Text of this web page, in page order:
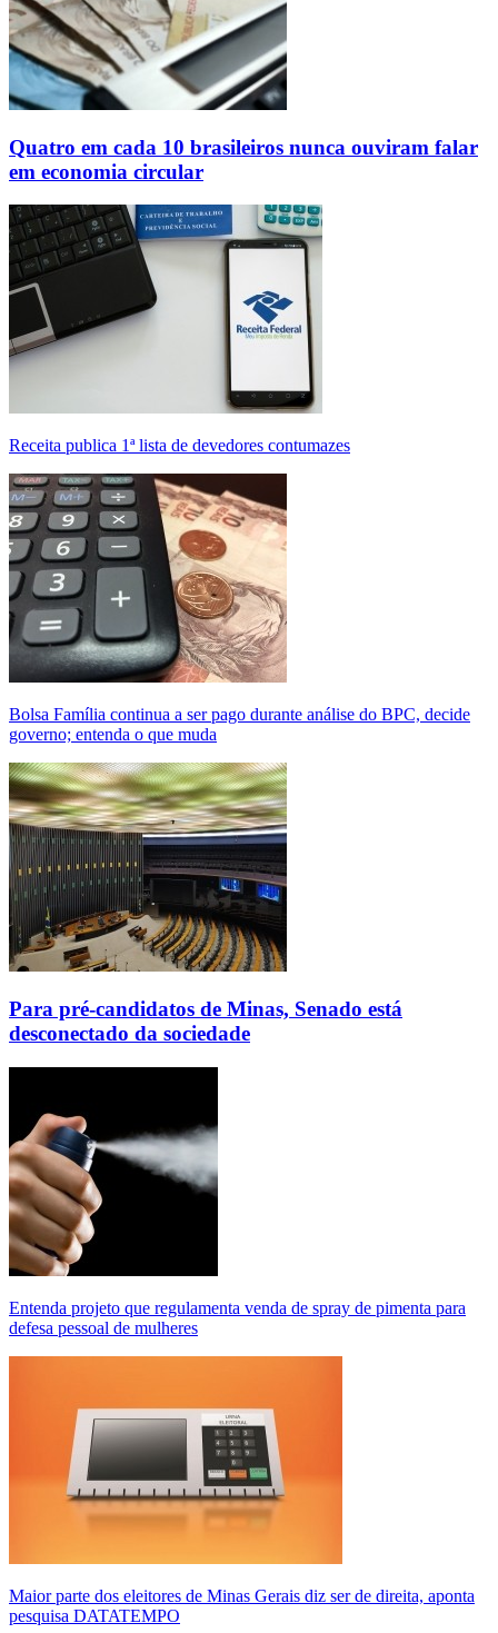
Quatro em cada 10 brasileiros nunca ouviram falar
em economia circular
Receita publica 1ª lista de devedores contumazes
Bolsa Família continua a ser pago durante análise do BPC, decide
governo; entenda o que muda
Para pré-candidatos de Minas, Senado está
desconectado da sociedade
Entenda projeto que regulamenta venda de spray de pimenta para
defesa pessoal de mulheres
Maior parte dos eleitores de Minas Gerais diz ser de direita, aponta
pesquisa DATATEMPO